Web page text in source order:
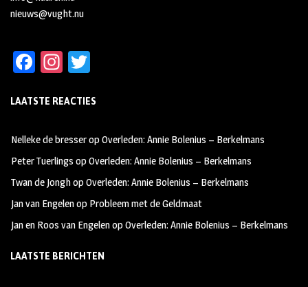
nieuws@vught.nu
Fa
b
oo
k
In
ag
m
tt
LAATSTE REACTIES
Nelleke de bresseropOverleden: Annie Bolenius – Berkelmans
Peter Tuerlings opOverleden: Annie Bolenius – Berkelmans
Twan de JonghopOverleden: Annie Bolenius – Berkelmans
Jan van Engelenop Probleem met de Geldmaat
Jan en Roos van EngelenopOverleden: Annie Bolenius – Berkelmans
LAATSTE BERICHTEN